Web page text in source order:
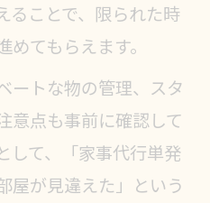
ることで、限られた時
てもらえます。
ートな物の管理、スタ
意点も事前に確認して
して、「家事代行単発
屋が見違えた」という